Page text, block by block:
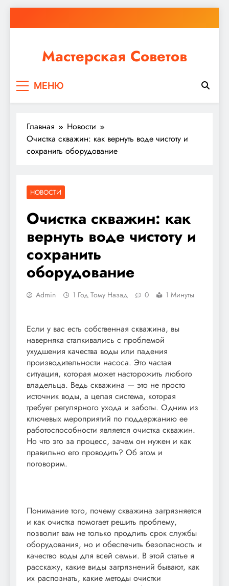
к
Мастерская Советов
ремонт или крупное строительство, в Мастерской
МЕНЮ
Главная
Новости
Очистка скважин: как вернуть воде чистоту и
сохранить оборудование
НОВОСТИ
Очистка скважин: как
вернуть воде чистоту и
сохранить
оборудование
Admin 1 Год Тому Назад 0 1 Минуты
Если у вас есть собственная скважина, вы
наверняка сталкивались с проблемой
ухудшения качества воды или падения
производительности насоса. Это частая
ситуация, которая может насторожить любого
владельца. Ведь скважина — это не просто
источник воды, а целая система, которая
требует регулярного ухода и заботы. Одним из
ключевых мероприятий по поддержанию ее
работоспособности является очистка скважин.
Но что это за процесс, зачем он нужен и как
правильно его проводить? Об этом и
поговорим.
Понимание того, почему скважина загрязняется
и как очистка помогает решить проблему,
позволит вам не только продлить срок службы
оборудования, но и обеспечить безопасность и
качество воды для всей семьи. В этой статье я
расскажу, какие виды загрязнений бывают, как
их распознать, какие методы очистки